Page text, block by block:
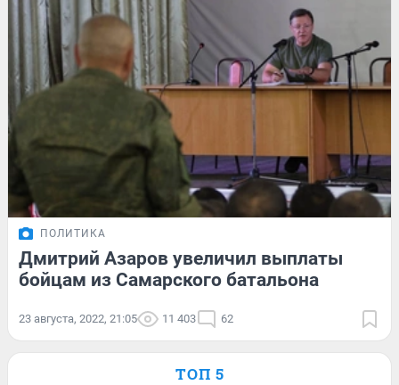
ПОЛИТИКА
Дмитрий Азаров увеличил выплаты
бойцам из Самарского батальона
23 августа, 2022, 21:05 11 403 62
ТОП 5